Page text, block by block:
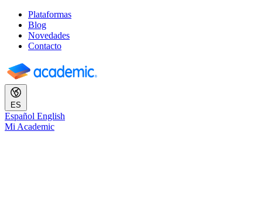
Plataformas
Blog
Novedades
Contacto
ES
Español English
Mi Academic